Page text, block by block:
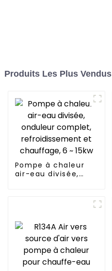
Produits Les Plus Vendus
Pompe à chaleur
air-eau divisée,
chauffage, 6 ~ 15kw